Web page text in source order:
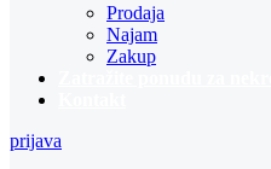
Prodaja
Najam
Zakup
prijava